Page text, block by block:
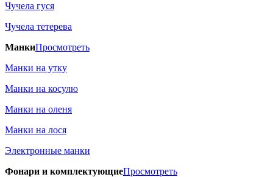
Чучела гуся
Чучела тетерева
МанкиПросмотреть
Манки на утку
Манки на косулю
Манки на оленя
Манки на лося
Электронные манки
Фонари и комплектующиеПросмотреть